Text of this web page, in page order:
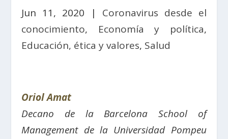
Jun 11, 2020 | Coronavirus desde el
conocimiento, Economía y política,
Educación, ética y valores, Salud
Oriol Amat
Decano de la Barcelona School of
Management de la Universidad Pompeu